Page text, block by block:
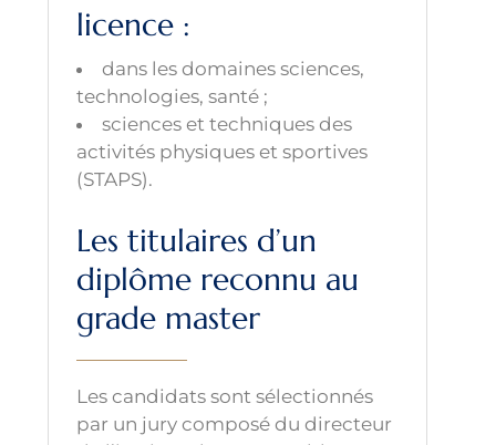
licence :
dans les domaines sciences,
technologies, santé ;
sciences et techniques des
activités physiques et sportives
(STAPS).
Les titulaires d’un
diplôme reconnu au
grade master
Les candidats sont sélectionnés
par un jury composé du directeur